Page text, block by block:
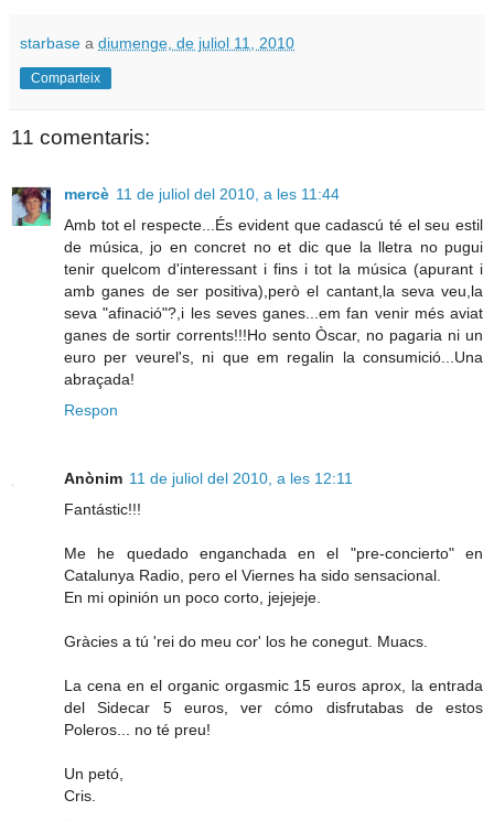
starbase a diumenge, de juliol 11, 2010
Comparteix
11 comentaris:
mercè 11 de juliol del 2010, a les 11:44
Amb tot el respecte...És evident que cadascú té el seu estil
de música, jo en concret no et dic que la lletra no pugui
tenir quelcom d'interessant i fins i tot la música (apurant i
amb ganes de ser positiva),però el cantant,la seva veu,la
seva "afinació"?,i les seves ganes...em fan venir més aviat
ganes de sortir corrents!!!Ho sento Òscar, no pagaria ni un
euro per veurel's, ni que em regalin la consumició...Una
abraçada!
Respon
Anònim 11 de juliol del 2010, a les 12:11
Fantástic!!!
Me he quedado enganchada en el "pre-concierto" en
Catalunya Radio, pero el Viernes ha sido sensacional.
En mi opinión un poco corto, jejejeje.
Gràcies a tú 'rei do meu cor' los he conegut. Muacs.
La cena en el organic orgasmic 15 euros aprox, la entrada
del Sidecar 5 euros, ver cómo disfrutabas de estos
Poleros... no té preu!
Un petó,
Cris.